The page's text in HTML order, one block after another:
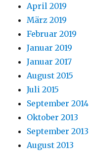
April 2019
März 2019
Februar 2019
Januar 2019
Januar 2017
August 2015
Juli 2015
September 2014
Oktober 2013
September 2013
August 2013